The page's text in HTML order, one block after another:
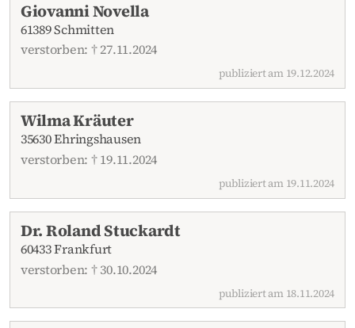
Giovanni Novella
61389 Schmitten
verstorben: † 27.11.2024
publiziert am 19.12.2024
Wilma Kräuter
35630 Ehringshausen
verstorben: † 19.11.2024
publiziert am 19.11.2024
Dr. Roland Stuckardt
60433 Frankfurt
verstorben: † 30.10.2024
publiziert am 18.11.2024